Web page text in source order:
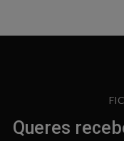
Queres